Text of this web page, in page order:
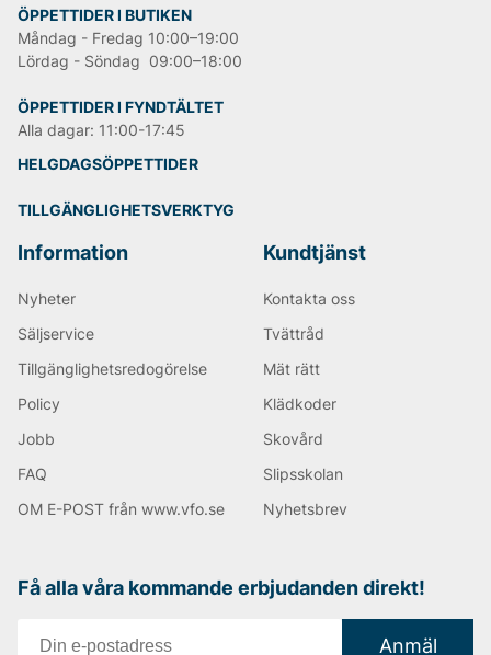
ÖPPETTIDER I BUTIKEN
Måndag - Fredag 10:00–19:00
Lördag - Söndag 09:00–18:00
ÖPPETTIDER I FYNDTÄLTET
Alla dagar: 11:00-17:45
HELGDAGSÖPPETTIDER
TILLGÄNGLIGHETSVERKTYG
Information
Nyheter
Säljservice
Tillgänglighetsredogörelse
Policy
Jobb
FAQ
OM E-POST från www.vfo.se
Kundtjänst
Kontakta oss
Tvättråd
Mät rätt
Klädkoder
Skovård
Slipsskolan
Nyhetsbrev
Få alla våra kommande erbjudanden direkt!
Anmäl